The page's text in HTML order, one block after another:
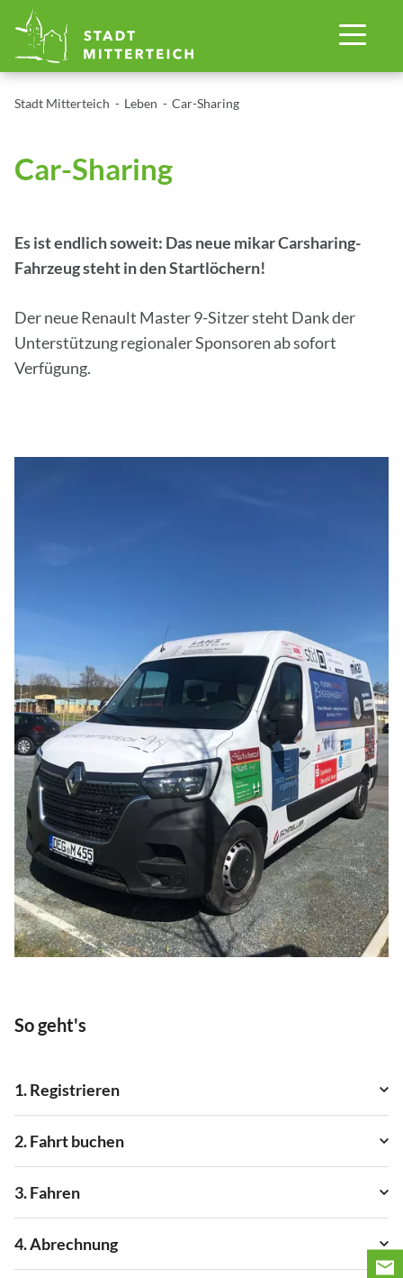
Stadt Mitterteich Leben Car-Sharing
Car-Sharing
Es ist endlich soweit: Das neue mikar Carsharing-
Fahrzeug steht in den Startlöchern!
Der neue Renault Master 9-Sitzer steht Dank der
Unterstützung regionaler Sponsoren ab sofort
Verfügung.
So geht's
1. Registrieren
2. Fahrt buchen
3. Fahren
4. Abrechnung